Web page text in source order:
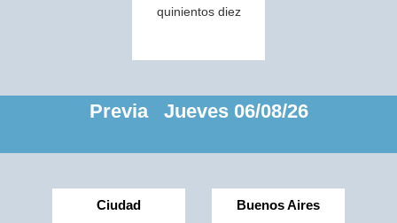
quinientos diez
Previa Jueves 06/08/26
Ciudad Buenos Aires